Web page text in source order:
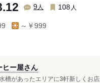
9人 108 人
～￥999
ヒー屋さん
槽があったエリアに3軒新しくお